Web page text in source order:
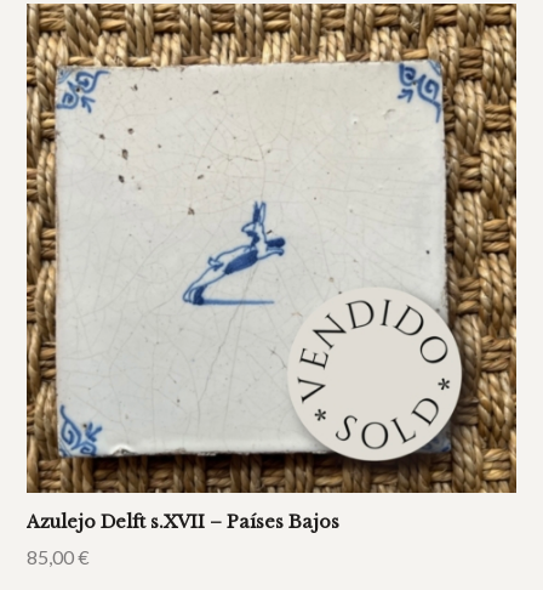
Azulejo Delft s.XVII – Países Bajos
85,00€